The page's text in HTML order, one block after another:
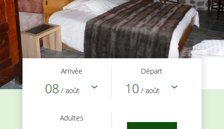
Arrivée
08 / août
Départ
10 / août
Adultes